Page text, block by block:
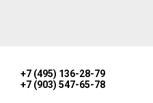
+7 (495) 136-28-79
+7 (903) 547-65-78